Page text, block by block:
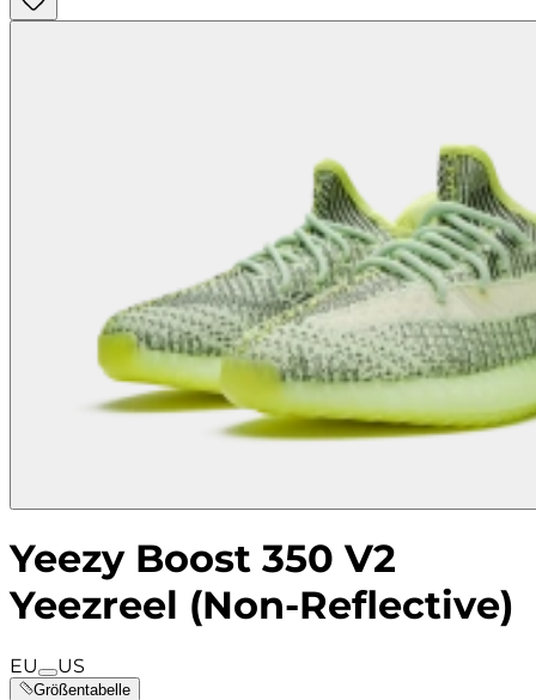
Yeezy Boost 350 V2
Yeezreel (Non-Reflective)
EU US
Größentabelle